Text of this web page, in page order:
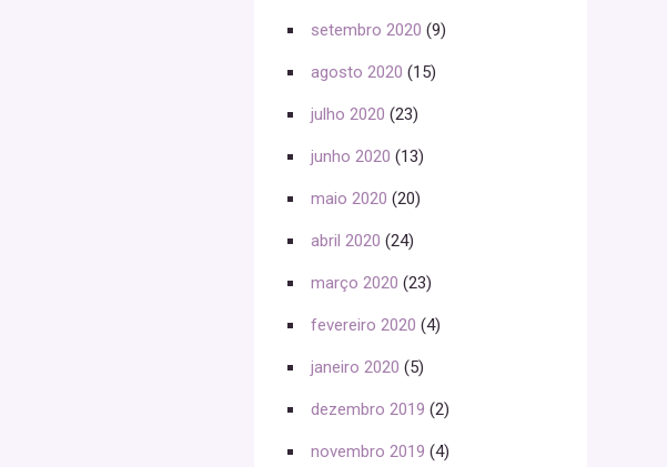
setembro 2020 (9)
agosto 2020 (15)
julho 2020 (23)
junho 2020 (13)
maio 2020 (20)
abril 2020 (24)
março 2020 (23)
fevereiro 2020 (4)
janeiro 2020 (5)
dezembro 2019 (2)
novembro 2019 (4)